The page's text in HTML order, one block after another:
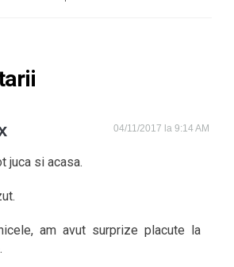
04/11/2017 la 9:14 AM
juca si acasa.
am avut surprize placute la